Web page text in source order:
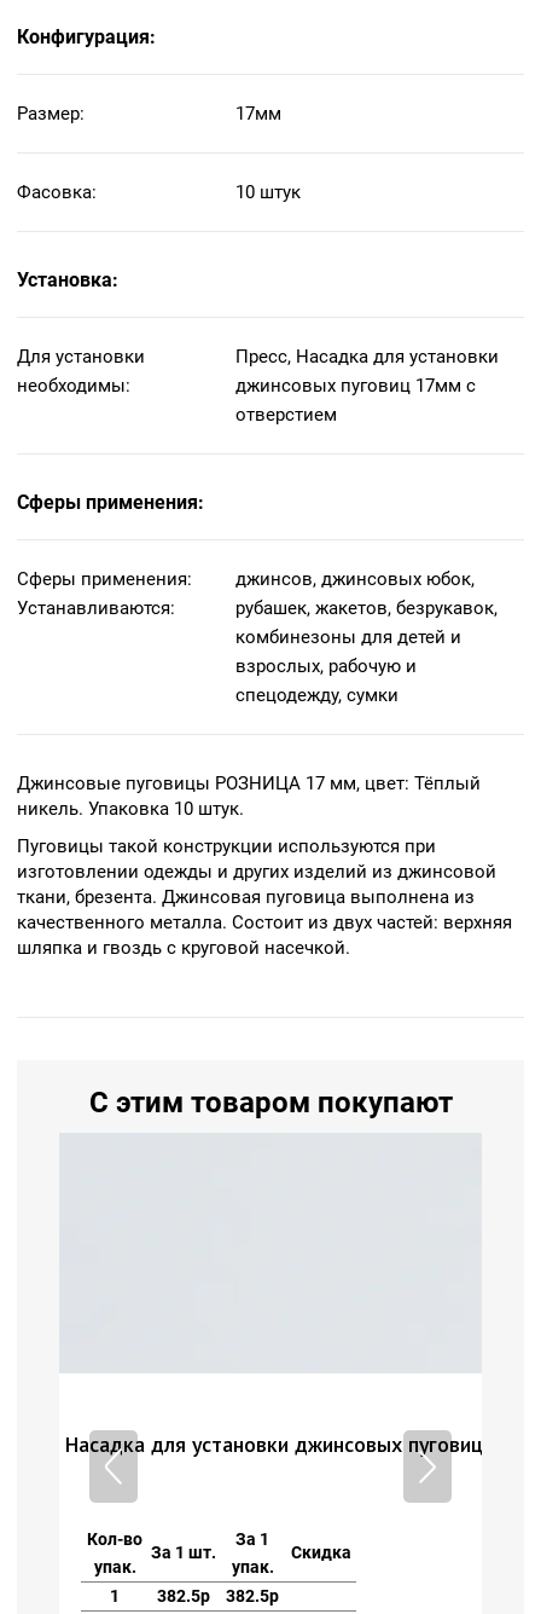
Конфигурация:
Размер: 17мм
Фасовка: 10 штук
Установка:
Для установки
необходимы:
Пресс, Насадка для установки
джинсовых пуговиц 17мм с
отверстием
Сферы применения:
Сферы применения:
Устанавливаются:
джинсов, джинсовых юбок,
рубашек, жакетов, безрукавок,
комбинезоны для детей и
взрослых, рабочую и
спецодежду, сумки
Джинсовые пуговицы РОЗНИЦА 17 мм, цвет: Тёплый
никель. Упаковка 10 штук.
Пуговицы такой конструкции используются при
изготовлении одежды и других изделий из джинсовой
ткани, брезента. Джинсовая пуговица выполнена из
качественного металла. Состоит из двух частей: верхняя
шляпка и гвоздь с круговой насечкой.
С этим товаром покупают
17мм плоская
Насадка для установки джинсовых пуговиц
Кол-во
упак.
За 1 шт.
За 1
упак.
Скидка
1 382.5р
382.5р